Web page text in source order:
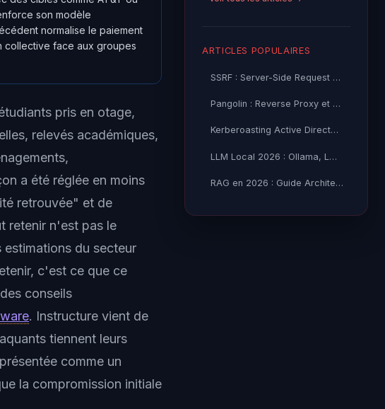
son modèle
normalise le paiement
collective face aux groupes
pris en otage,
relevés académiques,
a été réglée en moins
retrouvée" et de
retenir n'est pas le
du secteur
c'est ce que ce
conseils
. Instructure vient de
tiennent leurs
comme un
la compromission initiale
ARTICLES POPULAIRES
SSRF : Server-Side Request Forgery — Exploitation Avancée
Pangolin : Reverse Proxy et Tunnel Self-Hosted — Guide
Kerberoasting Active Directory : Attaque et Défense 2026
LLM Local 2026 : Ollama, LM Studio ou vLLM — Quel Outil selon
RAG en 2026 : Guide Architecture, Vectorisation & Chunking